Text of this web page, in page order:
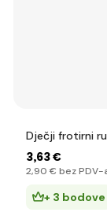
Dječji frotirni
3,63 €
2,90 € bez PDV-
+ 3 bodove